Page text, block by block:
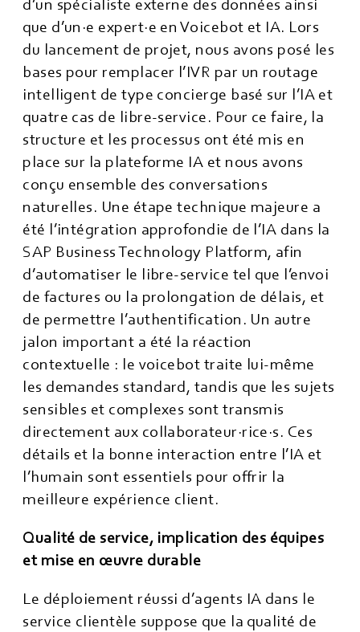
d’un spécialiste externe des données ainsi
que d’un·e expert·e en Voicebot et IA. Lors
du lancement de projet, nous avons posé les
bases pour remplacer l’IVR par un routage
intelligent de type concierge basé sur l’IA et
quatre cas de libre-service. Pour ce faire, la
structure et les processus ont été mis en
place sur la plateforme IA et nous avons
conçu ensemble des conversations
naturelles. Une étape technique majeure a
été l’intégration approfondie de l’IA dans la
SAP Business Technology Platform, afin
d’automatiser le libre-service tel que l’envoi
de factures ou la prolongation de délais, et
de permettre l’authentification. Un autre
jalon important a été la réaction
contextuelle : le voicebot traite lui-même
les demandes standard, tandis que les sujets
sensibles et complexes sont transmis
directement aux collaborateur·rice·s. Ces
détails et la bonne interaction entre l’IA et
l’humain sont essentiels pour offrir la
meilleure expérience client.
Qualité de service, implication des équipes
et mise en œuvre durable
Le déploiement réussi d’agents IA dans le
service clientèle suppose que la qualité de